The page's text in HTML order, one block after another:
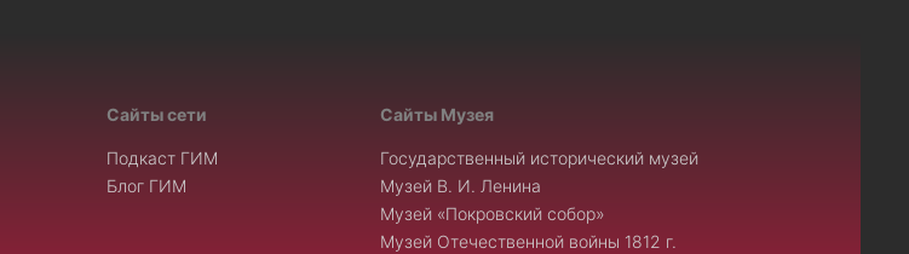
Сайты сети
Подкаст ГИМ
Блог ГИМ
Сайты Музея
Государственный исторический музей
Музей В. И. Ленина
Музей «Покровский собор»
Музей Отечественной войны 1812 г.